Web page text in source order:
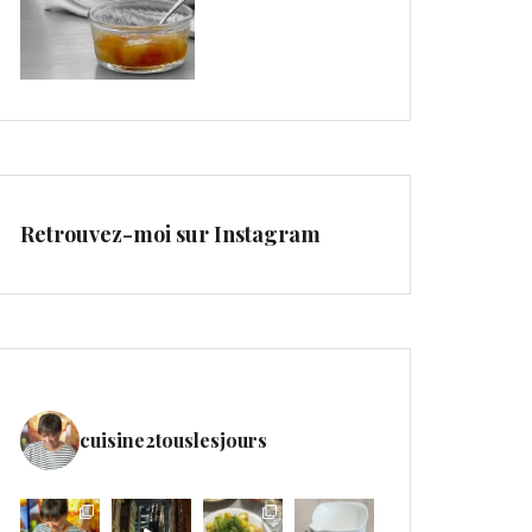
Retrouvez-moi sur Instagram
cuisine2touslesjours